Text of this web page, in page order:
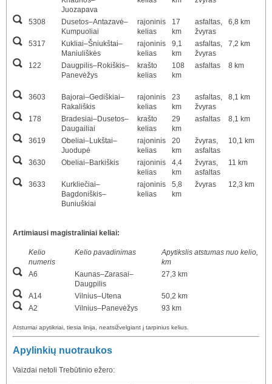
Juozapava
5308
Dusetos–Antazavė–
Kumpuoliai
rajoninis
kelias
17
km
asfaltas,
žvyras
6,8 km
5317
Kukliai–Šniukštai–
Maniuliškės
rajoninis
kelias
9,1
km
asfaltas,
žvyras
7,2 km
122
Daugpilis–Rokiškis–
Panevėžys
krašto
kelias
108
km
asfaltas 8 km
3603
Bajorai–Gediškiai–
Rakališkis
rajoninis
kelias
23
km
asfaltas,
žvyras
8,1 km
178
Bradesiai–Dusetos–
Daugailiai
krašto
kelias
29
km
asfaltas 8,1 km
3619
Obeliai–Lukštai–
Juodupė
rajoninis
kelias
20
km
žvyras,
asfaltas
10,1 km
3630 Obeliai–Barkiškis
rajoninis
kelias
4,4
km
žvyras,
asfaltas
11 km
3633
Kurkliečiai–
Bagdoniškis–
Buniuškiai
rajoninis
kelias
5,8
km
žvyras 12,3 km
Artimiausi magistraliniai keliai:
Kelio
numeris
Kelio pavadinimas
Apytikslis atstumas nuo kelio,
km
A6
Kaunas–Zarasai–
Daugpilis
27,3 km
A14 Vilnius–Utena
50,2 km
A2
Vilnius–Panevėžys 93 km
Atstumai apytikriai, tiesia linija, neatsižvelgiant į tarpinius kelius.
Apylinkių nuotraukos
Vaizdai netoli Trebūtinio ežero: